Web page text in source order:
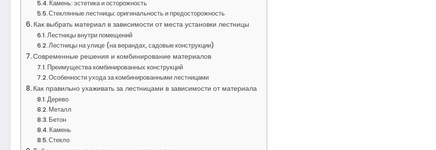
Камень: эстетика и осторожность
Стеклянные лестницы: оригинальность и предосторожность
Как выбрать материал в зависимости от места установки лестницы
Лестницы внутри помещений
Лестницы на улице (на верандах, садовые конструкции)
Современные решения и комбинирование материалов
Преимущества комбинированных конструкций
Особенности ухода за комбинированными лестницами
Как правильно ухаживать за лестницами в зависимости от материала
Дерево
Металл
Бетон
Камень
Стекло